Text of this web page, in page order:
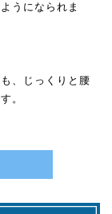
うになられま
、じっくりと腰
。